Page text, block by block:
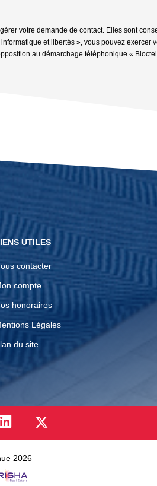
votre demande de contact. Elles sont
et libertés », vous pouvez exercer
au démarchage téléphonique «
UTILES
contacter
compte
honoraires
Légales
du site
2026